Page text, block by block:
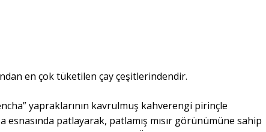
en çok tüketilen çay çeşitlerindendir.
yapraklarının kavrulmuş kahverengi pirinçle
patlayarak, patlamış mısır görünümüne sahip